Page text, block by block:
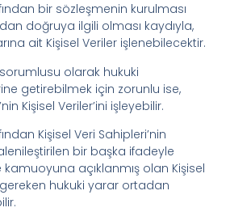
bir sözleşmenin kurulması
doğruya ilgili olması kaydıyla,
ait Kişisel Veriler işlenebilecektir.
olarak hukuki
getirebilmek için zorunlu ise,
Kişisel Veriler’ini işleyebilir.
Kişisel Veri Sahipleri’nin
bir başka ifadeyle
açıklanmış olan Kişisel
hukuki yarar ortadan